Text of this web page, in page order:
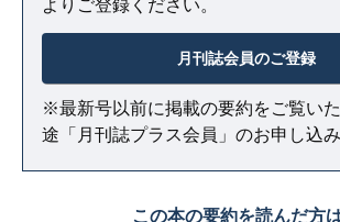
よりご登録ください。
月刊誌会員のご登録
※最新号以前に掲載の要約をご覧い
途「月刊誌プラス会員」のお申し込み
この本の要約を読んだ方は